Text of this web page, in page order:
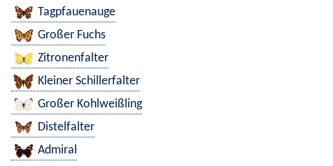
Tagpfauenauge
Großer Fuchs
Zitronenfalter
Kleiner Schillerfalter
Großer Kohlweißling
Distelfalter
Admiral